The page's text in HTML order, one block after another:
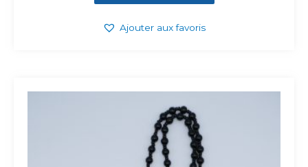
Ajouter aux favoris